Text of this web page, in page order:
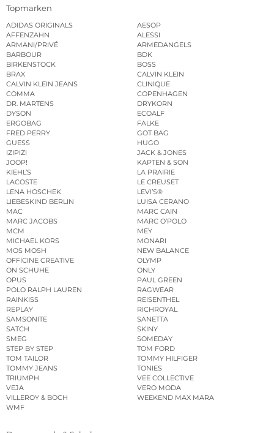
Topmarken
ADIDAS ORIGINALS
AESOP
AFFENZAHN
ALESSI
ARMANI/PRIVÉ
ARMEDANGELS
BARBOUR
BDK
BIRKENSTOCK
BOSS
BRAX
CALVIN KLEIN
CALVIN KLEIN JEANS
CLINIQUE
COMMA
COPENHAGEN
DR. MARTENS
DRYKORN
DYSON
ECOALF
ERGOBAG
FALKE
FRED PERRY
GOT BAG
GUESS
HUGO
IZIPIZI
JACK & JONES
JOOP!
KAPTEN & SON
KIEHL’S
LA PRAIRIE
LACOSTE
LE CREUSET
LENA HOSCHEK
LEVI’S®
LIEBESKIND BERLIN
LUISA CERANO
MAC
MARC CAIN
MARC JACOBS
MARC O’POLO
MCM
MEY
MICHAEL KORS
MONARI
MOS MOSH
NEW BALANCE
OFFICINE CREATIVE
OLYMP
ON SCHUHE
ONLY
OPUS
PAUL GREEN
POLO RALPH LAUREN
RAGWEAR
RAINKISS
REISENTHEL
REPLAY
RICHROYAL
SAMSONITE
SANETTA
SATCH
SKINY
SMEG
SOMEDAY
STEP BY STEP
TOM FORD
TOM TAILOR
TOMMY HILFIGER
TOMMY JEANS
TONIES
TRIUMPH
VEE COLLECTIVE
VEJA
VERO MODA
VILLEROY & BOCH
WEEKEND MAX MARA
WMF